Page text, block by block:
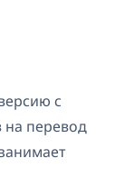
с
на перевод